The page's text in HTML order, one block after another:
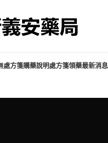
處方箋購藥說明處方箋領藥最新消息